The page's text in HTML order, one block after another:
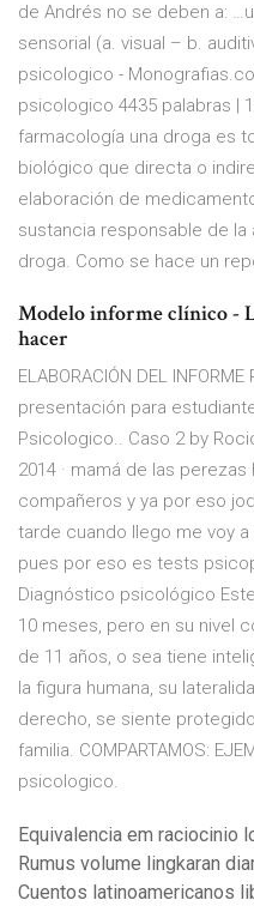
de Andrés no se deben a:
sensorial (a. visual – b.
psicologico -
psicologico 4435 palabras |
farmacología una droga es
biológico que directa o
elaboración de
sustancia responsable de
droga. Como se hace un
Modelo informe clínico -
hacer
ELABORACIÓN DEL
presentación para
Psicologico.. Caso 2 by
2014 · mamá de las
compañeros y ya por eso
tarde cuando llego me voy a
pues por eso es tests
Diagnóstico psicológico
10 meses, pero en su nivel
de 11 años, o sea tiene
la figura humana, su
derecho, se siente
familia. COMPARTAMOS:
psicologico.
Equivalencia em raciocinio
Rumus volume lingkaran
Cuentos latinoamericanos